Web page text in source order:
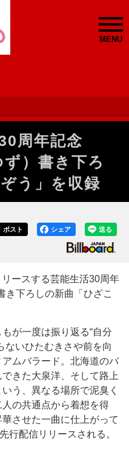
MENU
周年記念
）書き下ろ
う」を収録
送る
シェア
ポスト
ースする芸能生活30周年
き下ろしの新曲「ひざこ
が一度は振り返る“自分
ないひたむきさや前を向
ムバラード。北海道のバ
きた大泉洋、そして路上
う、異なる場所で泥臭く
の共通点から着想を得
させた一曲に仕上がって
行配信リリースされる。